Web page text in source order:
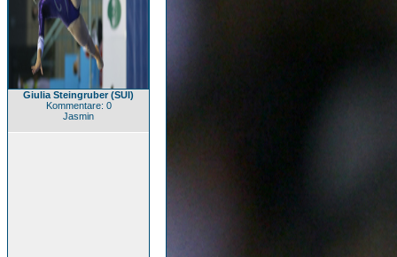
Giulia Steingruber (SUI)
Kommentare: 0
Jasmin